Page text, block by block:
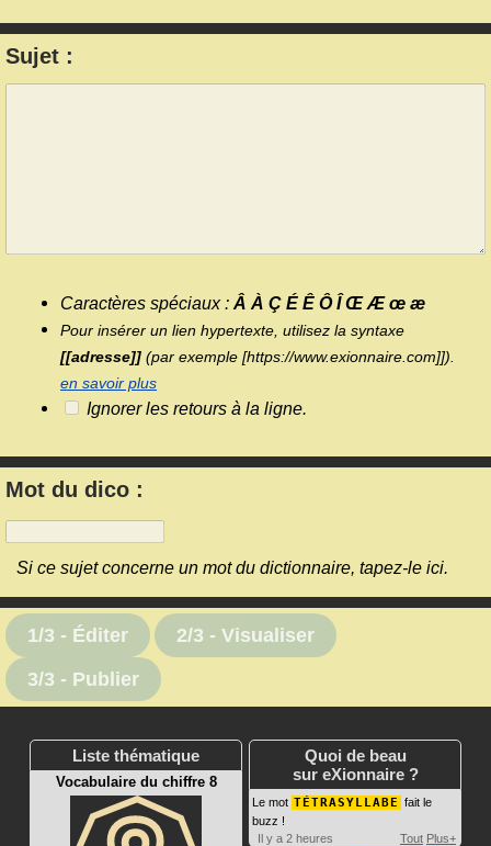
Sujet :
Caractères spéciaux : Â À Ç É Ê Ô Î Œ Æ œ æ
Pour insérer un lien hypertexte, utilisez la syntaxe
[[adresse]] (par exemple [https://www.exionnaire.com]]).
en savoir plus
Ignorer les retours à la ligne.
Mot du dico :
Si ce sujet concerne un mot du dictionnaire, tapez-le ici.
1/3 - Éditer
2/3 - Visualiser
3/3 - Publier
Liste thématique
Vocabulaire du chiffre 8
Quoi de beau
sur eXionnaire ?
Le mot TÉTRASYLLABE fait le
buzz !
Il y a 2 heures
Tout Plus+